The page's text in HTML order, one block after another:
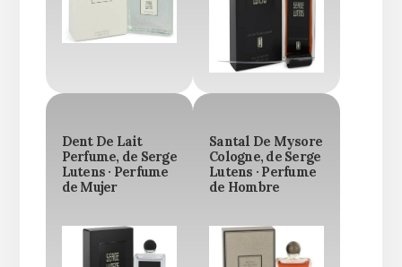
Dent De Lait
Perfume, de Serge
Lutens · Perfume
de Mujer
Santal De Mysore
Cologne, de Serge
Lutens · Perfume
de Hombre